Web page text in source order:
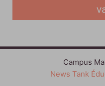
Campus
News Tank